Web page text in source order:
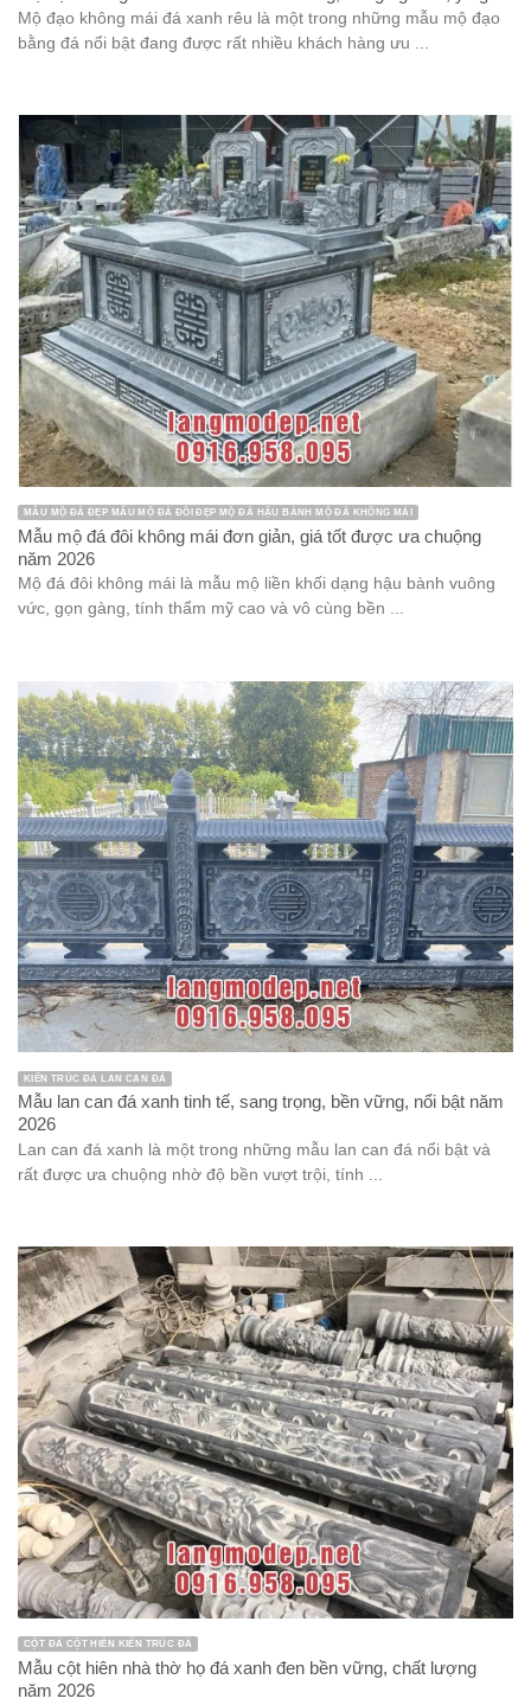
Mộ đạo không mái đá xanh rêu là một trong những mẫu mộ đạo
bằng đá nổi bật đang được rất nhiều khách hàng ưu ...
MẪU MỘ ĐÁ ĐẸP MẪU MỘ ĐÁ ĐÔI ĐẸP MỘ ĐÁ HẬU BÀNH MỘ ĐÁ KHÔNG MÁI
Mẫu mộ đá đôi không mái đơn giản, giá tốt được ưa chuộng
năm 2026
Mộ đá đôi không mái là mẫu mộ liền khối dạng hậu bành vuông
vức, gọn gàng, tính thẩm mỹ cao và vô cùng bền ...
KIẾN TRÚC ĐÁ LAN CAN ĐÁ
Mẫu lan can đá xanh tinh tế, sang trọng, bền vững, nổi bật năm
2026
Lan can đá xanh là một trong những mẫu lan can đá nổi bật và
rất được ưa chuộng nhờ độ bền vượt trội, tính ...
CỘT ĐÁ CỘT HIÊN KIẾN TRÚC ĐÁ
Mẫu cột hiên nhà thờ họ đá xanh đen bền vững, chất lượng
năm 2026